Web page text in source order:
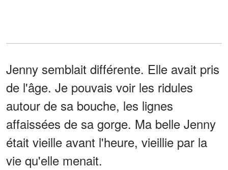
Jenny semblait différente. Elle avait pris
de l'âge. Je pouvais voir les ridules
autour de sa bouche, les lignes
affaissées de sa gorge. Ma belle Jenny
était vieille avant l'heure, vieillie par la
vie qu'elle menait.